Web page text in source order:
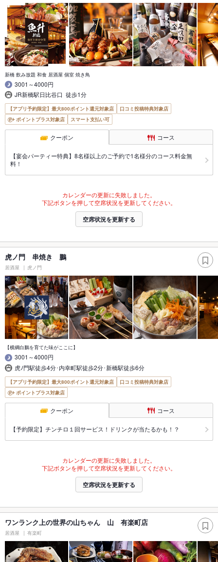
新橋 飲み放題 和食 居酒屋 個室 焼き鳥
3001～4000円
JR新橋駅日比谷口 徒歩1分
【アプリ予約限定】最大800ポイント還元対象店
口コミ投稿特典対象店
ポイントプラス対象店
スマート支払い可
クーポン コース
【宴会パーティー特典】8名様以上のご予約で1名様分のコース料金無
料！
カレンダーの更新に失敗しました。
下記ボタンを押して空席状況を更新してください。
空席状況を更新する
虎ノ門 串焼き 鵬
居酒屋 虎ノ門
【横綱白鵬を育てた味がここに】
3001～4000円
虎ﾉ門駅徒歩4分･内幸町駅徒歩2分･新橋駅徒歩6分
【アプリ予約限定】最大800ポイント還元対象店
口コミ投稿特典対象店
ポイントプラス対象店
クーポン コース
【予約限定】チンチロ１回サービス！ドリンクが当たるかも！？
カレンダーの更新に失敗しました。
下記ボタンを押して空席状況を更新してください。
空席状況を更新する
ワンランク上の世界の山ちゃん 山 有楽町店
居酒屋 有楽町